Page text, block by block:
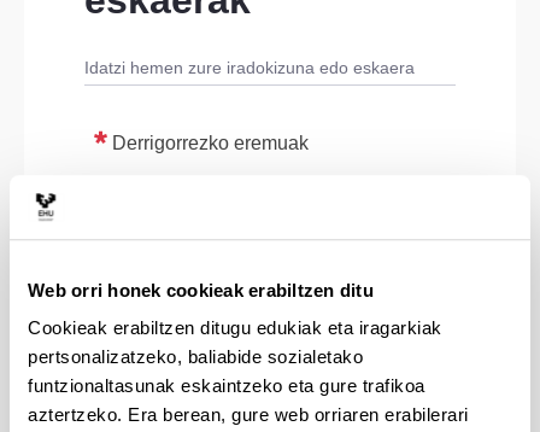
Web orri honek cookieak erabiltzen ditu
Cookieak erabiltzen ditugu edukiak eta iragarkiak
pertsonalizatzeko, baliabide sozialetako
funtzionaltasunak eskaintzeko eta gure trafikoa
aztertzeko. Era berean, gure web orriaren erabilerari
Idatzi hemen zure iradokizuna edo eskaera
Derrigorrezko eremuak